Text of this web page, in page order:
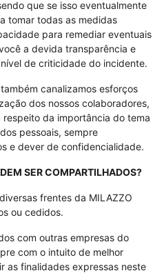
que se isso eventualmente
tomar todas as medidas
para remediar eventuais
a devida transparência e
de criticidade do incidente.
canalizamos esforços
dos nossos colaboradores,
da importância do tema
pessoais, sempre
e dever de confidencialidade.
SER COMPARTILHADOS?
frentes da MILAZZO
ou cedidos.
com outras empresas do
com o intuito de melhor
as finalidades expressas neste